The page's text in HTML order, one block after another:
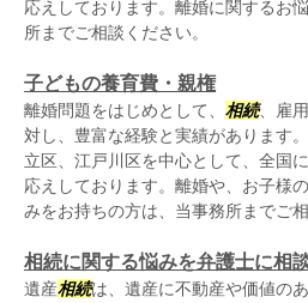
応えしております。離婚に関するお
所までご相談ください。
子どもの養育費・親権
離婚問題をはじめとして、 相続、雇
対し、豊富な経験と実績があります
立区、江戸川区を中心として、全国
応えしております。離婚や、お子様
みをお持ちの方は、当事務所までご相
相続に関する悩みを弁護士に相
遺産相続は、遺産に不動産や価値の